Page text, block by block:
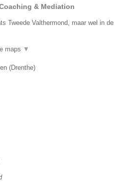
& Mediation
Tweede Valthermond, maar wel in de
maps ▼
(Drenthe)